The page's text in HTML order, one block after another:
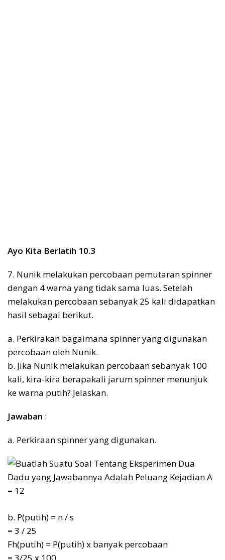
Ayo Kita Berlatih 10.3
7. Nunik melakukan percobaan pemutaran spinner
dengan 4 warna yang tidak sama luas. Setelah
melakukan percobaan sebanyak 25 kali didapatkan
hasil sebagai berikut.
a. Perkirakan bagaimana spinner yang digunakan
percobaan oleh Nunik.
b. Jika Nunik melakukan percobaan sebanyak 100
kali, kira-kira berapakali jarum spinner menunjuk
ke warna putih? Jelaskan.
Jawaban :
a. Perkiraan spinner yang digunakan.
b. P(putih) = n / s
= 3 / 25
Fh(putih) = P(putih) x banyak percobaan
= 3/25 x 100